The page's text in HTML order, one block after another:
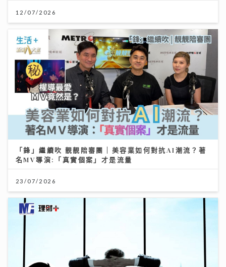
12/07/2026
「鋒」繼續吹 靚靚陪審團 | 美容業如何對抗AI潮流？著
名MV導演:「真實個案」才是流量
23/07/2026